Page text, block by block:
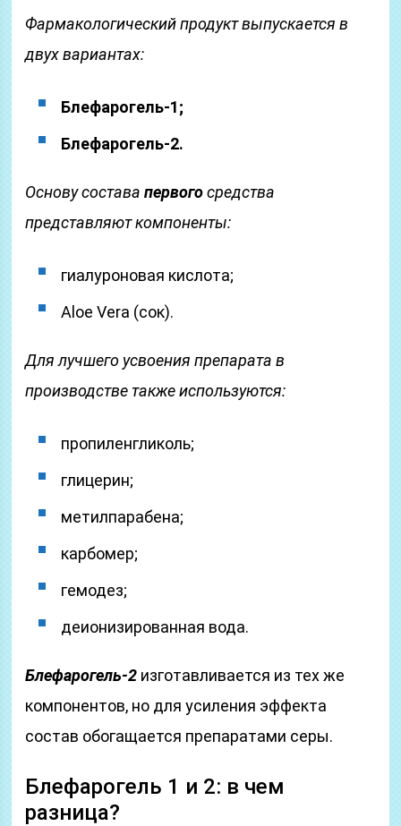
Фармакологический продукт выпускается в
двух вариантах:
Блефарогель-1;
Блефарогель-2.
Основу составапервогосредства
представляют компоненты:
гиалуроновая кислота;
Aloe Vera (сок).
Для лучшего усвоения препарата в
производстве также используются:
пропиленгликоль;
глицерин;
метилпарабена;
карбомер;
гемодез;
деионизированная вода.
Блефарогель-2 изготавливается из тех же
компонентов, но для усиления эффекта
состав обогащается препаратами серы.
Блефарогель 1 и 2: в чем
разница?